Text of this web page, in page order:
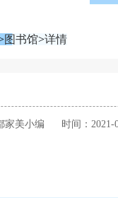
图书馆>详情
家美小编 时间：2021-